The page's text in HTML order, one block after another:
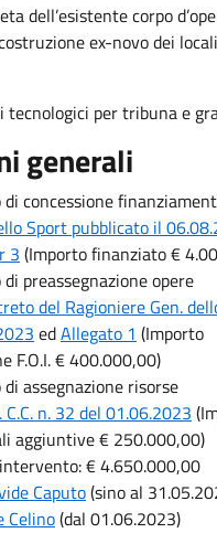
dell’esistente corpo
ex-novo dei locali
tecnologici per tribuna e
generali
concessione
Sport pubblicato il
3 (Importo finanziato €
preassegnazione opere
del Ragioniere Gen.
edAllegato 1 (Importo
F.O.I. € 400.000,00)
assegnazione risorse
C.C. n. 32 del 01.06.2023
aggiuntive € 250.000,00)
€ 4.650.000,00
Caputo(sino al
Celino(dal 01.06.2023)